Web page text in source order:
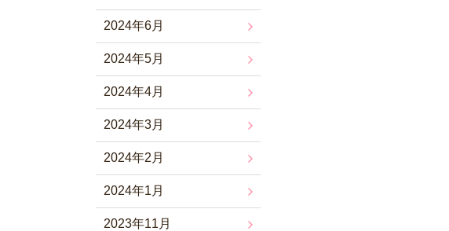
2024年6月
2024年5月
2024年4月
2024年3月
2024年2月
2024年1月
2023年11月